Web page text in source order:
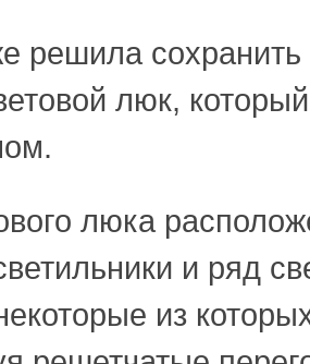
решила
люк,
люка
и ряд
из